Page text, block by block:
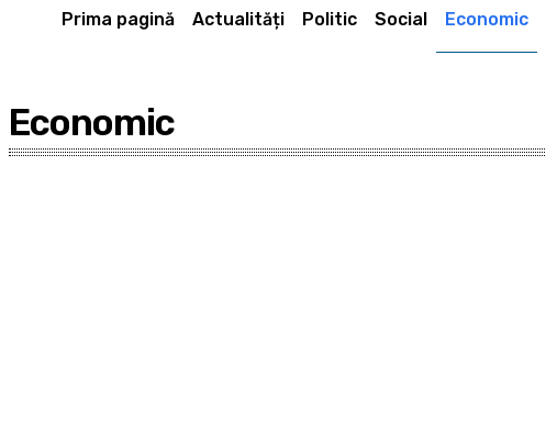
Prima pagină Actualități Politic Social Economic
Economic